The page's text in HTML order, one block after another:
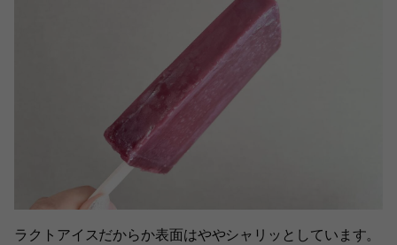
ラクトアイスだからか表面はややシャリッとしています。